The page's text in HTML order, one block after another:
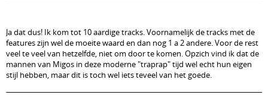
Ja dat dus! Ik kom tot 10 aardige tracks. Voornamelijk de tracks met de
features zijn wel de moeite waard en dan nog 1 a 2 andere. Voor de rest
veel te veel van hetzelfde, niet om door te komen. Opzich vind ik dat de
mannen van Migos in deze moderne "traprap" tijd wel echt hun eigen
stijl hebben, maar dit is toch wel iets teveel van het goede.